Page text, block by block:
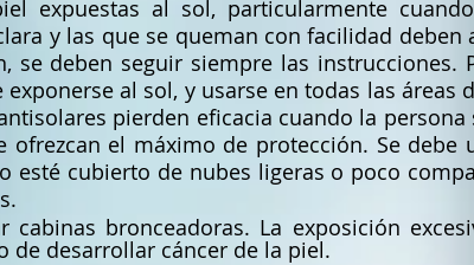
expuestas al sol, particularmente
y las que se queman con facilidad
se deben seguir siempre las instrucciones.
exponerse al sol, y usarse en todas las áreas
pierden eficacia cuando la persona
ofrezcan el máximo de protección. Se debe
esté cubierto de nubes ligeras o poco
cabinas bronceadoras. La exposición
de desarrollar cáncer de la piel.